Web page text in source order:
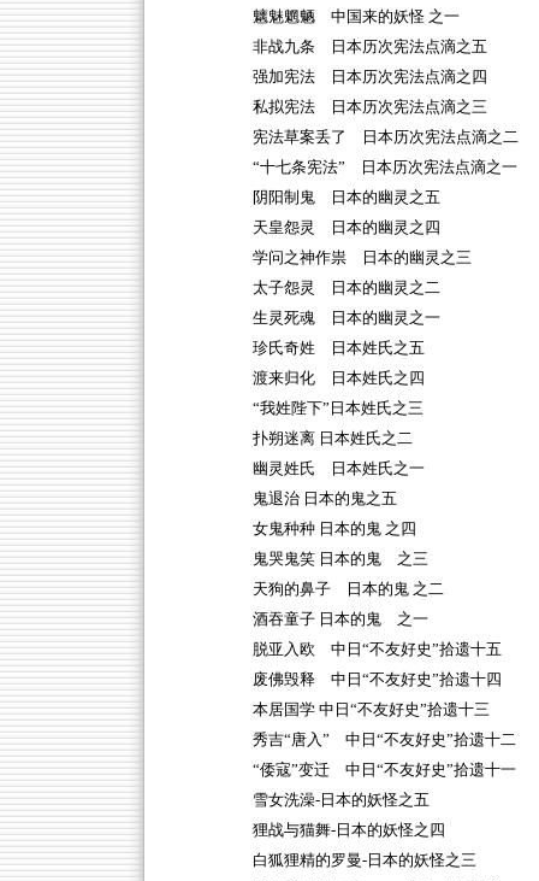
魑魅魍魉 中国来的妖怪 之一
非战九条 日本历次宪法点滴之五
强加宪法 日本历次宪法点滴之四
私拟宪法 日本历次宪法点滴之三
宪法草案丢了 日本历次宪法点滴之二
“十七条宪法” 日本历次宪法点滴之一
阴阳制鬼 日本的幽灵之五
天皇怨灵 日本的幽灵之四
学问之神作祟 日本的幽灵之三
太子怨灵 日本的幽灵之二
生灵死魂 日本的幽灵之一
珍氏奇姓 日本姓氏之五
渡来归化 日本姓氏之四
“我姓陛下”日本姓氏之三
扑朔迷离 日本姓氏之二
幽灵姓氏 日本姓氏之一
鬼退治 日本的鬼之五
女鬼种种 日本的鬼 之四
鬼哭鬼笑 日本的鬼 之三
天狗的鼻子 日本的鬼 之二
酒吞童子 日本的鬼 之一
脱亚入欧 中日“不友好史”拾遗十五
废佛毁释 中日“不友好史”拾遗十四
本居国学 中日“不友好史”拾遗十三
秀吉“唐入” 中日“不友好史”拾遗十二
“倭寇”变迁 中日“不友好史”拾遗十一
雪女洗澡-日本的妖怪之五
狸战与猫舞-日本的妖怪之四
白狐狸精的罗曼-日本的妖怪之三